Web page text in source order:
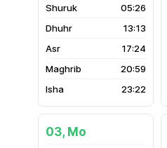
05:26
13:13
17:24
20:59
23:22
03, Mo